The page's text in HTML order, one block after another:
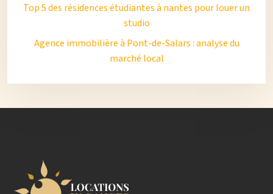
Top 5 des résidences étudiantes à nantes pour louer un
studio
Agence immobilière à Pont-de-Salars : analyse du
marché local